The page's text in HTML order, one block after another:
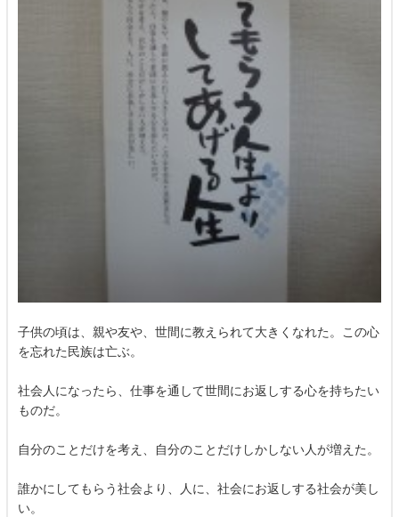
子供の頃は、親や友や、世間に教えられて大きくなれた。この心
を忘れた民族は亡ぶ。
社会人になったら、仕事を通して世間にお返しする心を持ちたい
ものだ。
自分のことだけを考え、自分のことだけしかしない人が増えた。
誰かにしてもらう社会より、人に、社会にお返しする社会が美し
い。